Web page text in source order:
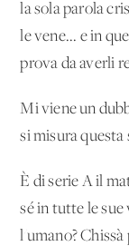
la sola parola
le vene... e in
prova da averli
Mi viene un
si misura questa
È di serie A il
sé in tutte le
l'umano?